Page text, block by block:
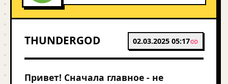
THUNDERGOD 02.03.2025 05:17
Привет! Сначала главное - не